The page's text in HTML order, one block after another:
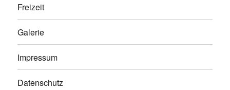
Freizeit
Galerie
Impressum
Datenschutz